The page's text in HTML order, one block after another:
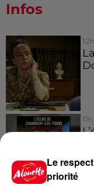
Infos
Le
priorité